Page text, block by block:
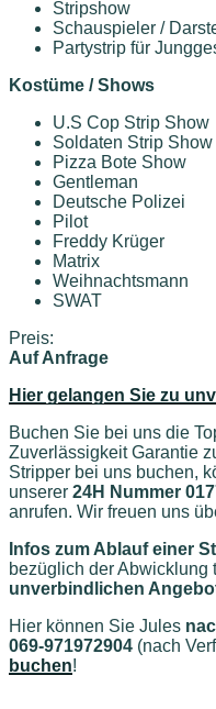
Stripshow
Schauspieler /
Partystrip für
Kostüme / Shows
U.S Cop Strip Show
Soldaten Strip Show
Pizza Bote Show
Gentleman
Deutsche Polizei
Pilot
Freddy Krüger
Matrix
Weihnachtsmann
SWAT
Preis:
Auf Anfrage
Hier gelangen Sie zu
Buchen Sie bei uns die
Zuverlässigkeit Garantie
Stripper bei uns buchen,
unserer 24H Nummer
anrufen. Wir freuen uns
Infos zum Ablauf einer
bezüglich der Abwicklung
unverbindlichen
Hier können Sie Jules
069-971972904 (nach
buchen!